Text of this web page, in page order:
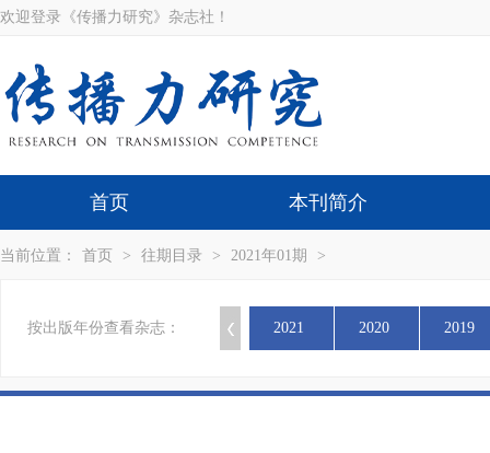
欢迎登录《传播力研究》杂志社！
首页 本刊简介
当前位置： 首页 > 往期目录 > 2021年01期 >
按出版年份查看杂志： 2021 2020 2019